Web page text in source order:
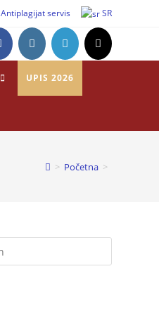
Antiplagijat servis SR
UPIS 2026
> Početna >